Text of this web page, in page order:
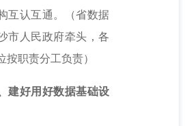
互认互通。（省数据
市人民政府牵头，各
按职责分工负责）
建好用好数据基础设